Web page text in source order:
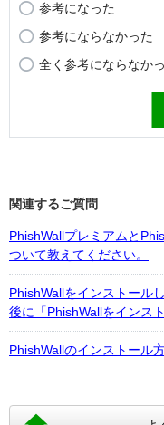
参考になった
参考にならなかった
全く参考にならなか
関連するご質問
PhishWallプレミアムと
ついて教えてください。
PhishWallをインストール
後に「PhishWallをインス
PhishWallのインストール